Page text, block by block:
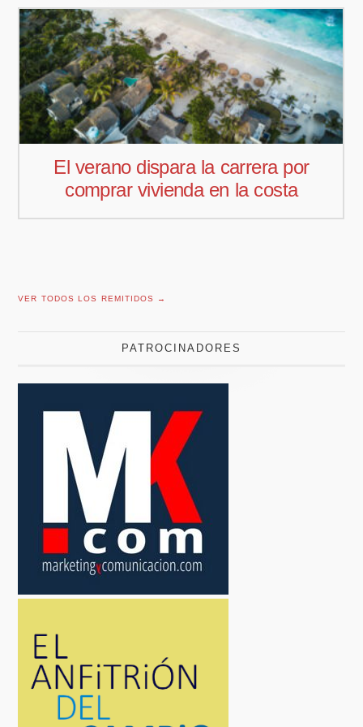
Pedro Aguiar nuevo responsable
comercial para Offcoustic Iberia
VER TODOS LOS REMITIDOS →
PATROCINADORES